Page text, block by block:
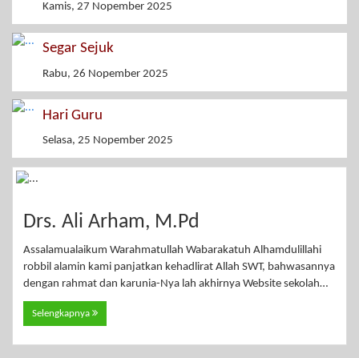
Kamis, 27 Nopember 2025
Segar Sejuk
Rabu, 26 Nopember 2025
Hari Guru
Selasa, 25 Nopember 2025
Drs. Ali Arham, M.Pd
Assalamualaikum Warahmatullah Wabarakatuh Alhamdulillahi
robbil alamin kami panjatkan kehadlirat Allah SWT, bahwasannya
dengan rahmat dan karunia-Nya lah akhirnya Website sekolah…
Selengkapnya